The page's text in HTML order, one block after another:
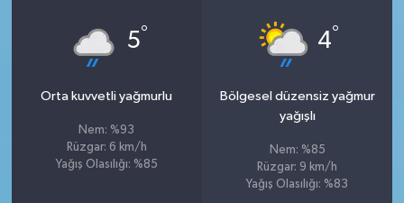
5°
Orta kuvvetli yağmurlu
Nem: %93
Rüzgar: 6 km/h
Yağış Olasılığı: %85
4°
Bölgesel düzensiz yağmur
yağışlı
Nem: %85
Rüzgar: 9 km/h
Yağış Olasılığı: %83